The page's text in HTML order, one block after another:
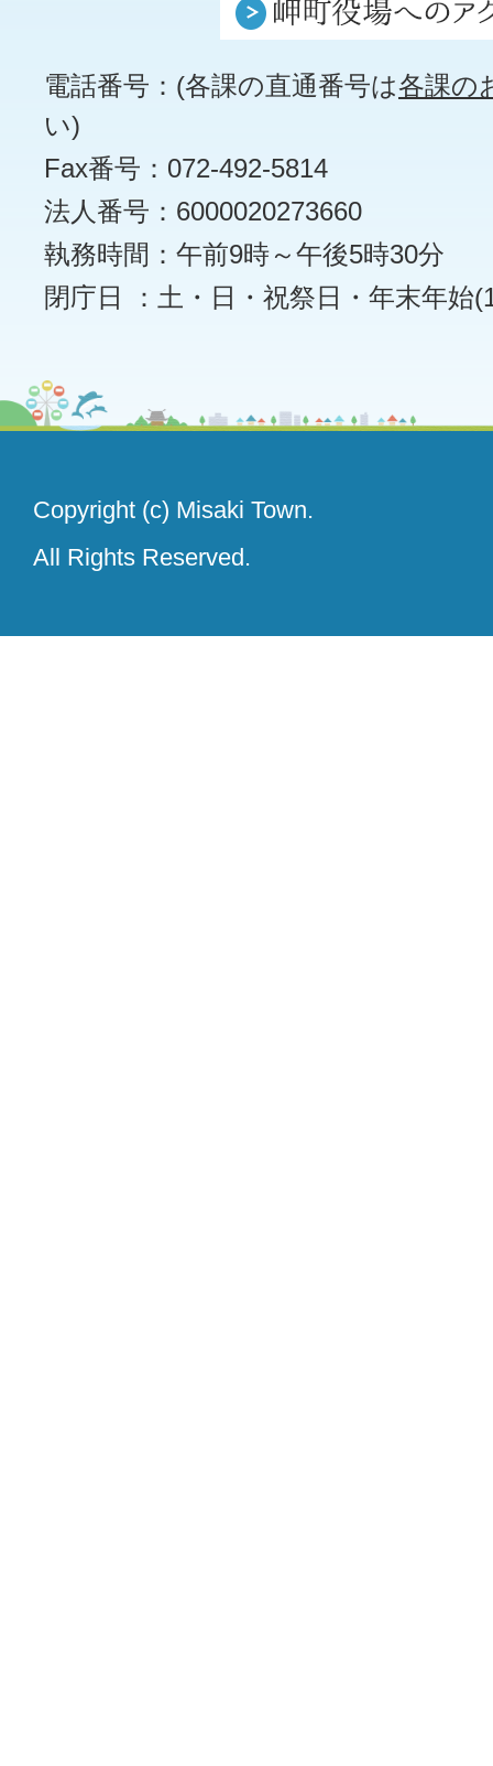
電話番号：(各課の直通番号は各課の
い)
Fax番号：072-492-5814
法人番号：6000020273660
執務時間：午前9時～午後5時30分
閉庁日 ：土・日・祝祭日・年末年始
Copyright (c) Misaki Town.
All Rights Reserved.